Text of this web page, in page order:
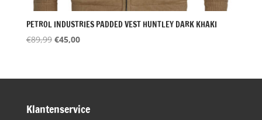
PETROL INDUSTRIES PADDED VEST HUNTLEY DARK KHAKI
€89,99 Oorspronkelijke
€89,99.
€45,00Huidige
€45,00.
Klantenservice